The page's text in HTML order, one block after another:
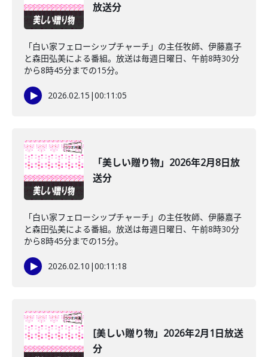
放送分
「白い家フェローシップチャーチ」の主任牧師、伊藤嘉子
と森田弘美による番組。放送は毎週日曜日、午前8時30分
から8時45分までの15分。
2026.02.15 |00:11:05
「美しい贈り物」2026年2月8日放
送分
「白い家フェローシップチャーチ」の主任牧師、伊藤嘉子
と森田弘美による番組。放送は毎週日曜日、午前8時30分
から8時45分までの15分。
2026.02.10 |00:11:18
[美しい贈り物」2026年2月1日放送
分